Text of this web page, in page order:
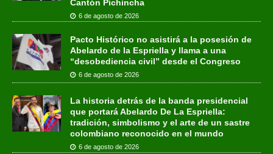
Cantón Pichincha
6 de agosto de 2026
Pacto Histórico no asistirá a la posesión de
Abelardo de la Espriella y llama a una
“desobediencia civil” desde el Congreso
6 de agosto de 2026
La historia detrás de la banda presidencial
que portará Abelardo De La Espriella:
tradición, simbolismo y el arte de un sastre
colombiano reconocido en el mundo
6 de agosto de 2026